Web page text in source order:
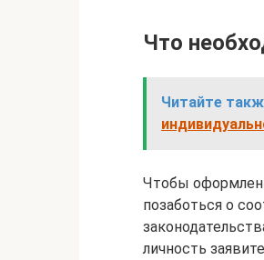
Что
Читайте
Чтобы
позаботься о
личность